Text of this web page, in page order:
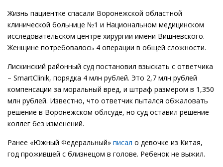
Жизнь пациентке спасали Воронежской областной
клинической больнице №1 и Национальном медицинском
исследовательском центре хирургии имени Вишневского.
Женщине потребовалось 4 операции в общей сложности.
Лискинский районный суд постановил взыскать с ответчика
– SmartClinik, порядка 4 млн рублей. Это 2,7 млн рублей
компенсации за моральный вред, и штраф размером в 1,350
млн рублей. Известно, что ответчик пытался обжаловать
решение в Воронежском облсуде, но суд оставил решение
коллег без изменений.
Ранее «Южный Федеральный» писал о девочке из Китая,
год прожившей с близнецом в голове. Ребенок не выжил.